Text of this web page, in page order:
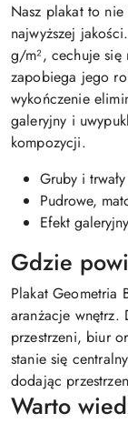
Nasz plakat to
najwyższej
g/m², cechuje się
zapobiega jego
wykończenie
galeryjny i
kompozycji.
Gruby i
Pudrowe,
Efekt
Gdzie
Plakat Geometria
aranżacje wnętrz.
przestrzeni, biur
stanie się
dodając
Warto